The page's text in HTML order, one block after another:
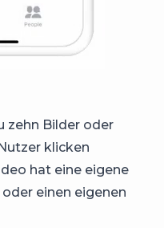
zehn Bilder oder
klicken
hat eine eigene
einen eigenen